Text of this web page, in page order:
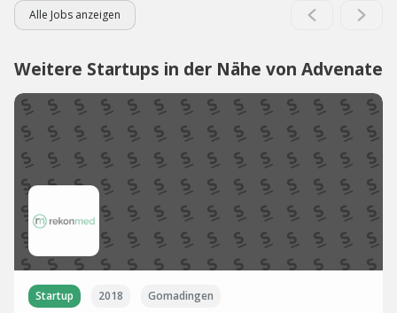
Alle Jobs anzeigen
Weitere Startups in der Nähe von Advenate
Startup 2018 Gomadingen